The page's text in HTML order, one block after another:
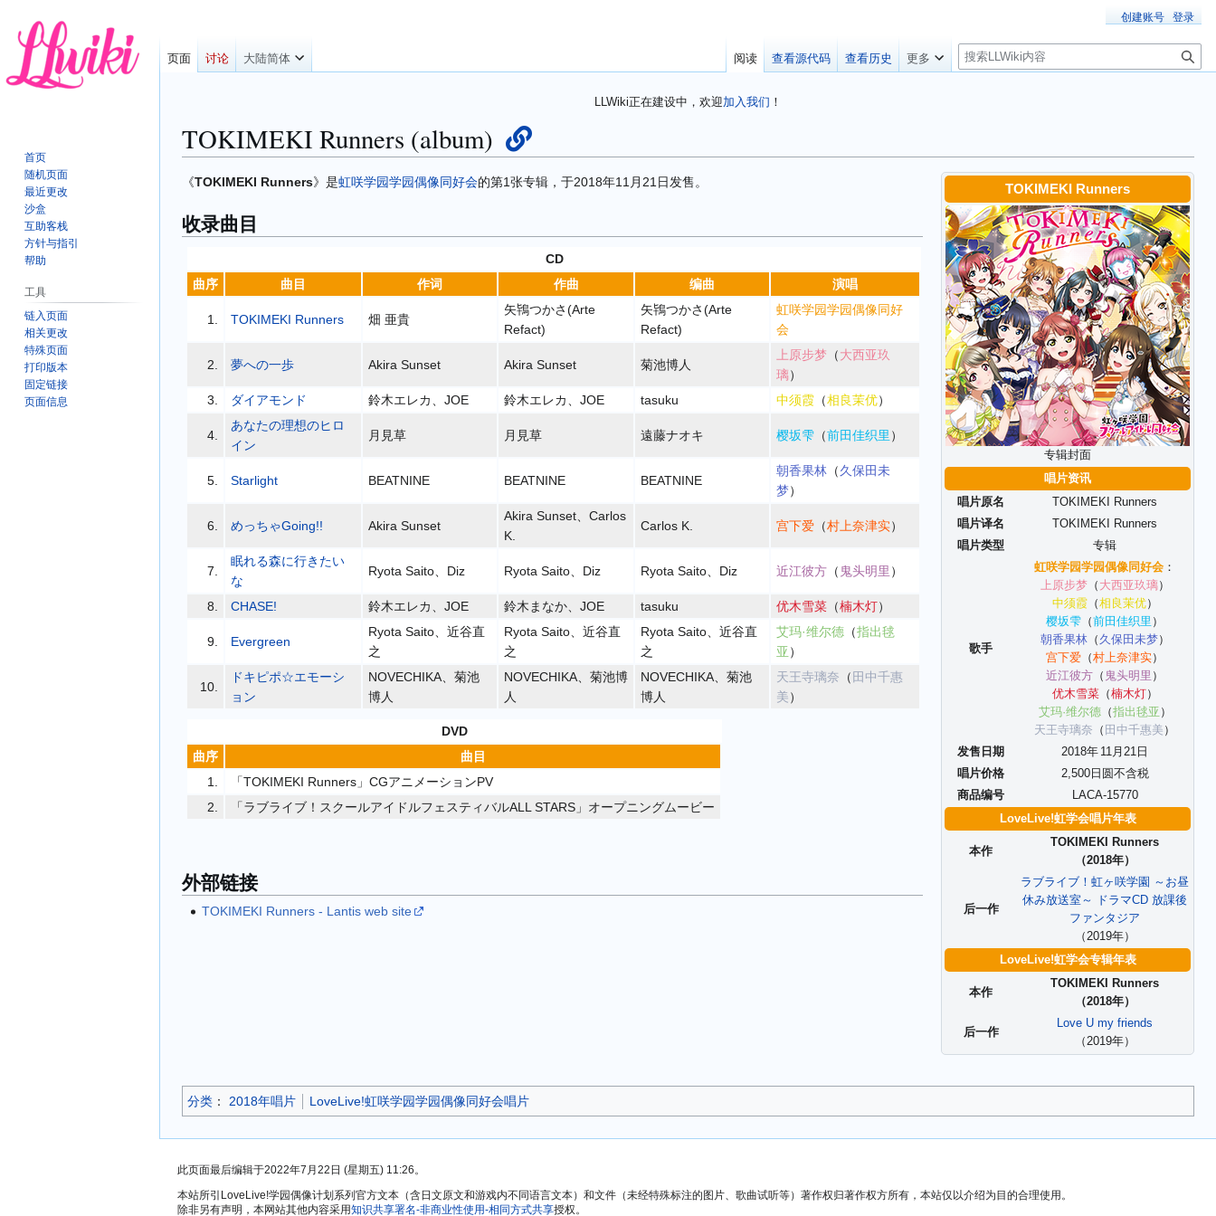
LLWiki正在建设中，欢迎加入我们 ！
TOKIMEKI Runners (album)
跳
到
导
跳
到
搜
TOKIMEKI Runners
专辑封面
唱片资讯
唱片原名
TOKIMEKI Runners
唱片译名
TOKIMEKI Runners
唱片类型
专辑
歌手
虹咲学园学园偶像同好会 ：
上原步梦（ 大西亚玖璃）
中须霞（相良茉优）
樱坂雫 （前田佳织里 ）
朝香果林（ 久保田未梦）
宫下爱 （村上奈津实）
近江彼方 （ 鬼头明里 ）
优木雪菜（楠木灯）
艾玛·维尔德（指出毬亚 ）
天王寺璃奈 （ 田中千惠美 ）
发售日期
2018年 11月 21 日
唱片价格
2,500日圆不含税
商品编号
LACA-15770
LoveLive!虹学会唱片年表
本作
TOKIMEKI Runners
（2018年）
后一作
ラブライブ！虹ヶ咲学園 ～お昼
休み放送室～ ドラマCD 放課後
ファンタジア
（2019年）
LoveLive!虹学会专辑年表
本作
TOKIMEKI Runners
（2018年）
后一作
Love U my friends
（2019年）
《TOKIMEKI Runners》是虹咲学园学园偶像同好会的第1张专辑，于2018年11月21日发售。
收录曲目
CD
曲序
曲目 作词 作曲 编曲 演唱
1. TOKIMEKI Runners 畑 亜貴
矢鴇つかさ(Arte
Refact)
矢鴇つかさ(Arte
Refact)
虹咲学园学园偶像同好
会
2. 夢への一歩 Akira Sunset Akira Sunset 菊池博人
上原步梦 （大西亚玖
璃）
3.
ダイアモンド 鈴木エレカ、 JOE 鈴木エレカ、 JOE tasuku 中须霞（相良茉优）
4.
あなたの理想のヒロ
イン
月見草 月見草 遠藤ナオキ 樱坂雫（前田佳织里 ）
5. Starlight BEATNINE BEATNINE BEATNINE
朝香果林（久保田未
梦）
6. めっちゃGoing!! Akira Sunset
Akira Sunset、 Carlos
K.
Carlos K. 宫下爱（村上奈津实）
7.
眠れる森に行きたい
な
Ryota Saito、 Diz Ryota Saito、 Diz Ryota Saito、 Diz 近江彼方（ 鬼头明里 ）
8. CHASE! 鈴木エレカ、 JOE 鈴木まなか、 JOE tasuku 优木雪菜（楠木灯）
9. Evergreen
Ryota Saito、 近谷直
之
Ryota Saito、 近谷直
之
Ryota Saito、 近谷直
之
艾玛·维尔德（指出毬
亚）
10.
ドキピポ☆エモーシ
ョン
NOVECHIKA、 菊池
博人
NOVECHIKA、 菊池博
人
NOVECHIKA、 菊池
博人
天王寺璃奈 （ 田中千惠
美）
DVD
曲序
曲目
1.
「TOKIMEKI Runners」CGアニメーションPV
2.
「ラブライブ！スクールアイドルフェスティバルALL STARS」オープニングムービー
外部链接
TOKIMEKI Runners - Lantis web site
分类 ：​ 2018年唱片 LoveLive!虹咲学园学园偶像同好会唱片
创建账号 登录
页面 讨论 大陆简体 阅读 查看源代码 查看历史 更多
搜
索
首页
随机页面
最近更改
沙盒
互助客栈
方针与指引
帮助
工具
链入页面
相关更改
特殊页面
打印版本
固定链接
页面信息
此页面最后编辑于2022年7月22日 (星期五) 11:26。
本站所引LoveLive!学园偶像计划系列官方文本（含日文原文和游戏内不同语言文本）和文件（未经特殊标注的图片、歌曲试听等）著作权归著作权方所有，本站仅以介绍为目的合理使用。
除非另有声明，本网站其他内容采用知识共享署名-非商业性使用-相同方式共享授权。